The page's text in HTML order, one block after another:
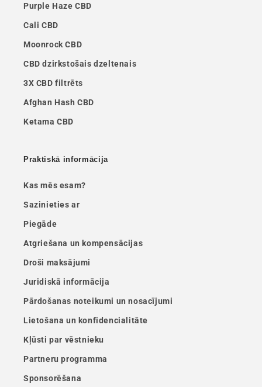
Purple Haze CBD
Cali CBD
Moonrock CBD
CBD dzirkstošais dzeltenais
3X CBD filtrēts
Afghan Hash CBD
Ketama CBD
Praktiskā informācija
Kas mēs esam?
Sazinieties ar
Piegāde
Atgriešana un kompensācijas
Droši maksājumi
Juridiskā informācija
Pārdošanas noteikumi un nosacījumi
Lietošana un konfidencialitāte
Kļūsti par vēstnieku
Partneru programma
Sponsorēšana